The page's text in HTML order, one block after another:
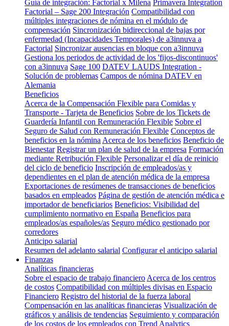
Guía de integración: Factorial x Milena Primavera Integration
Factorial – Sage 200 Integración Compatibilidad con
múltiples integraciones de nómina en el módulo de
compensación Sincronización bidireccional de bajas por
enfermedad (Incapacidades Temporales) de a3innuva a
Factorial Sincronizar ausencias en bloque con a3innuva
Gestiona los periodos de actividad de los 'fijos-discontinuos'
con a3innuva Sage 100 DATEV LAUDS Integration -
Solución de problemas Campos de nómina DATEV en
Alemania
Beneficios
Acerca de la Compensación Flexible para Comidas y
Transporte - Tarjeta de Beneficios Sobre de los Tickets de
Guardería Infantil con Remuneración Flexible Sobre el
Seguro de Salud con Remuneración Flexible Conceptos de
beneficios en la nómina Acerca de los beneficios Beneficio de
Bienestar Registrar un plan de salud de la empresa Formación
mediante Retribución Flexible Personalizar el día de reinicio
del ciclo de beneficio Inscripción de empleados/as y
dependientes en el plan de atención médica de la empresa
Exportaciones de resúmenes de transacciones de beneficios
basados en empleados Página de gestión de atención médica e
importador de beneficiarios Beneficios: Visibilidad del
cumplimiento normativo en España Beneficios para
empleados/as españoles/as Seguro médico gestionado por
corredores
Anticipo salarial
Resumen del adelanto salarial Configurar el anticipo salarial
Finanzas
Analíticas financieras
Sobre el espacio de trabajo financiero Acerca de los centros
de costos Compatibilidad con múltiples divisas en Espacio
Financiero Registro del historial de la fuerza laboral
Compensación en las analíticas financieras Visualización de
gráficos y análisis de tendencias Seguimiento y comparación
de los costos de los empleados con Trend Analytics